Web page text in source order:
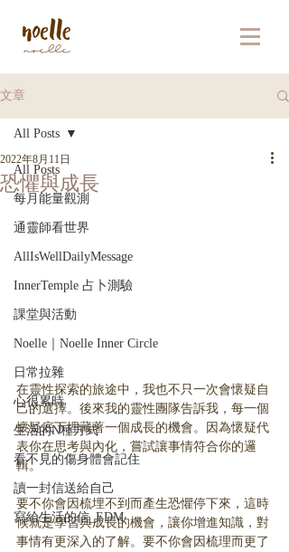
文章
All Posts
每月能量觀測
通靈師看世界
AllIsWellDailyMessage
InnerTemple 占卜測驗
課堂與活動
Noelle｜Noelle Inner Circle
日常拉雜
心很累時
生活的N種方式
看不見的傷身體會記住
讀一封信送給自己
寫給生活的信_EDM
All Posts
恐懼與成長
2022年8月11日
在靈性探索的旅途中，我也不只一次會懷疑自
己的選擇。後來我的靈性團隊告訴我，每一個
懷疑底下埋藏著一個成長的機會。因為懷疑代
表你在思考與內化，嘗試讓事情符合你的邏
輯。
要不你會因梳埋不到而產生恐懼停下來，這時
候就是學習與成長的機會，讓你增進知識，對
事情有更深入的了解。要不你會因梳理而更了